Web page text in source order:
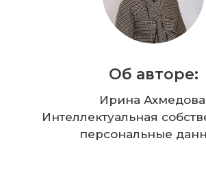
Об авторе:
Ирина
Интеллектуальная
персональные